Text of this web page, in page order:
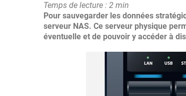
Temps de lecture : 2 min
Pour sauvegarder les données
serveur NAS. Ce serveur physique
éventuelle et de pouvoir y accéder à